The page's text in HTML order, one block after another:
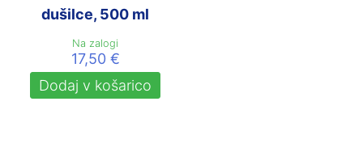
dušilce, 500 ml
Na zalogi
17,50 €
Dodaj v košarico